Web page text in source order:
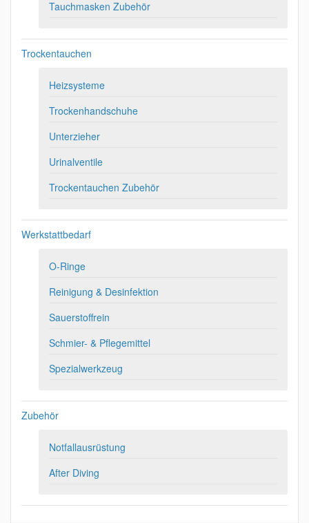
Tauchmasken Zubehör
Trockentauchen
Heizsysteme
Trockenhandschuhe
Unterzieher
Urinalventile
Trockentauchen Zubehör
Werkstattbedarf
O-Ringe
Reinigung & Desinfektion
Sauerstoffrein
Schmier- & Pflegemittel
Spezialwerkzeug
Zubehör
Notfallausrüstung
After Diving